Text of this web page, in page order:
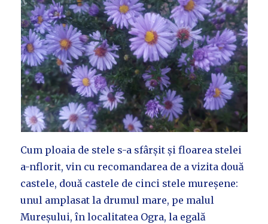
Cum ploaia de stele s-a sfârșit și floarea stelei
a-nflorit, vin cu recomandarea de a vizita două
castele, două castele de cinci stele mureșene:
unul amplasat la drumul mare, pe malul
Mureșului, în localitatea Ogra, la egală